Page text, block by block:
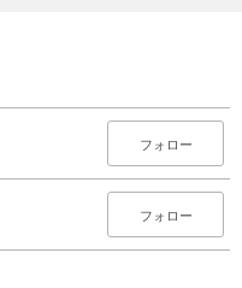
フォロー
フォロー